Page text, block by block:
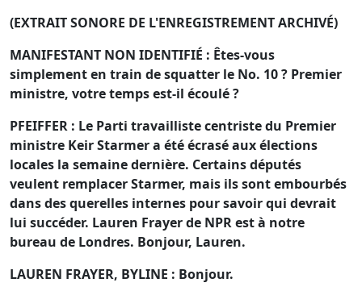
(EXTRAIT SONORE DE L'ENREGISTREMENT ARCHIVÉ)
MANIFESTANT NON IDENTIFIÉ : Êtes-vous
simplement en train de squatter le No. 10 ? Premier
ministre, votre temps est-il écoulé ?
PFEIFFER : Le Parti travailliste centriste du Premier
ministre Keir Starmer a été écrasé aux élections
locales la semaine dernière. Certains députés
veulent remplacer Starmer, mais ils sont embourbés
dans des querelles internes pour savoir qui devrait
lui succéder. Lauren Frayer de NPR est à notre
bureau de Londres. Bonjour, Lauren.
LAUREN FRAYER, BYLINE : Bonjour.